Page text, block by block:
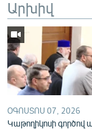
English
Русский
ՀԵՏԵՎԵՔ ՄԵԶ
Արխիվ
ՕԳՈՍՏՈՍ 07, 2026
Կաթողիկոսի գործով